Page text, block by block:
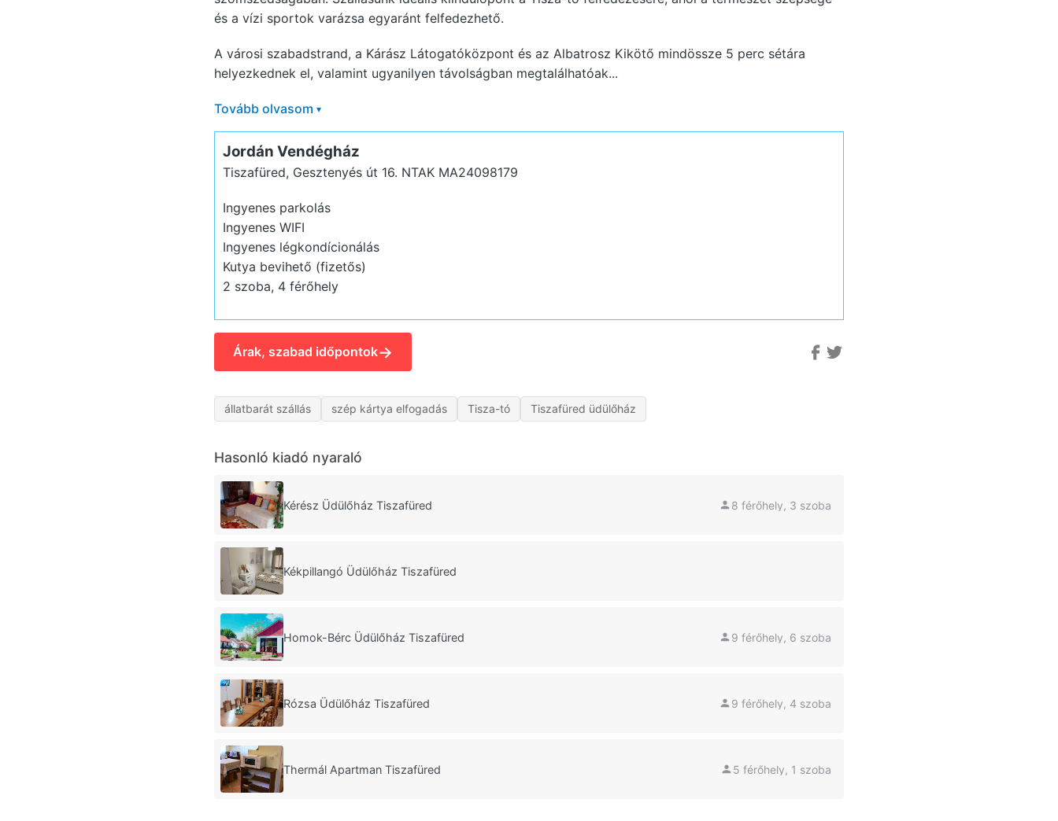
és a vízi sportok varázsa egyaránt felfedezhető.
A városi szabadstrand, a Kárász Látogatóközpont és az Albatrosz Kikötő mindössze 5 perc sétára
helyezkednek el, valamint ugyanilyen távolságban megtalálhatóak...
Tovább olvasom ▾
Jordán Vendégház
Tiszafüred, Gesztenyés út 16. NTAK MA24098179
Ingyenes parkolás
Ingyenes WIFI
Ingyenes légkondícionálás
Kutya bevihető (fizetős)
2 szoba, 4 férőhely
Árak, szabad időpontok→
állatbarát szállás szép kártya elfogadás Tisza-tó Tiszafüred üdülőház
Hasonló kiadó nyaraló
Kérész Üdülőház Tiszafüred 8 férőhely, 3 szoba
Kékpillangó Üdülőház Tiszafüred
Homok-Bérc Üdülőház Tiszafüred 9 férőhely, 6 szoba
Rózsa Üdülőház Tiszafüred 9 férőhely, 4 szoba
Thermál Apartman Tiszafüred 5 férőhely, 1 szoba